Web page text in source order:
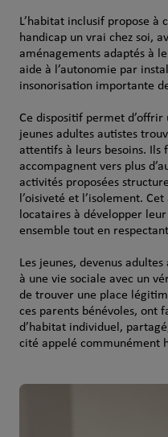
L’habitat inclusif propose à
handicap un vrai chez soi,
aménagements adaptés à
aide à l’autonomie par
insonorisation importante
Ce dispositif permet
jeunes adultes autistes
attentifs à leurs besoins.
accompagnent vers plus
activités proposées
l’oisiveté et l’isolement.
locataires à développer
ensemble tout en
Les jeunes, devenus
à une vie sociale avec un
de trouver une place
ces parents bénévoles, ont
d’habitat individuel,
cité appelé communément